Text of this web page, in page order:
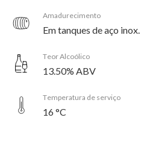
Amadurecimento
Em tanques de aço inox.
Teor Alcoólico
13.50% ABV
Temperatura de serviço
16 °C